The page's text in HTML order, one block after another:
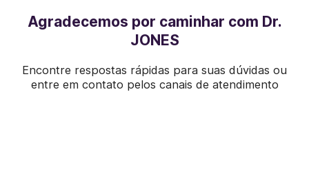
Agradecemos por caminhar com Dr.
JONES
Encontre respostas rápidas para suas dúvidas ou
entre em contato pelos canais de atendimento